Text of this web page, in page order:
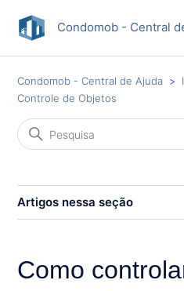
Condomob - Central
Condomob - Central de Ajuda
Controle de Objetos
Artigos nessa seção
Como